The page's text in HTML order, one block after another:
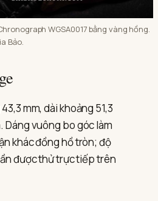
WGSA0017 bằng vàng hồng.
Bảo.
mm, dài khoảng 51,3
Dáng vuông bo góc làm
khác đồng hồ tròn; độ
được thử trực tiếp trên